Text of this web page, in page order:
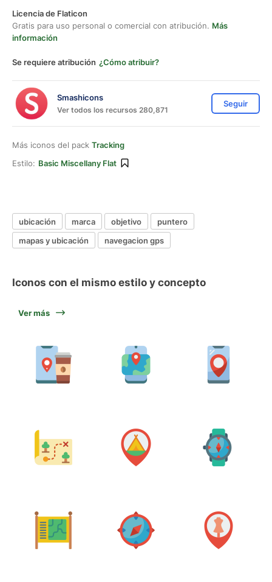
Licencia de Flaticon
Gratis para uso personal o comercial con atribución. Más
información
Se requiere atribución ¿Cómo atribuir?
Smashicons
Ver todos los recursos 280,871
Seguir
Más iconos del pack Tracking
Estilo: Basic Miscellany Flat
ubicación marca objetivo
puntero
mapas y ubicación
navegacion gps
Iconos con el mismo estilo y concepto
Ver más